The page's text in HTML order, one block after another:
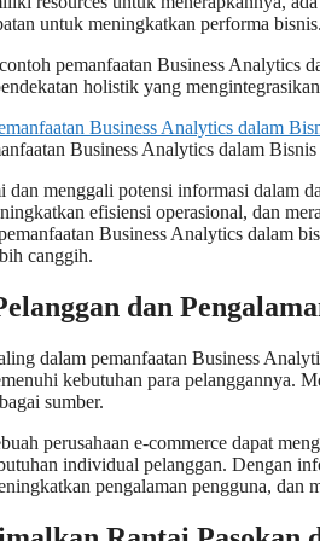
untuk meningkatkan performa bisnis.
pemanfaatan Business Analytics
holistik yang
Business Analytics dalam
dan menggali potensi informasi dalam
efisiensi operasional, dan
Business Analytics dalam
canggih.
dan
dalam pemanfaatan Business
kebutuhan para pelanggannya.
sumber.
perusahaan e-commerce dapat
individual pelanggan. Dengan
pengalaman pengguna, dan